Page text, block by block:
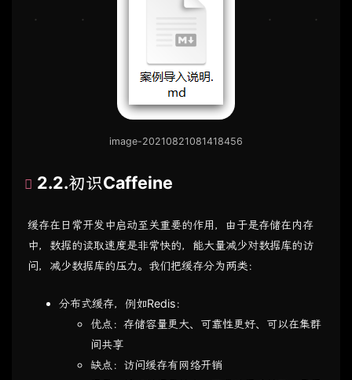
image-20210821081418456
2.2.初识Caffeine
缓存在日常开发中启动至关重要的作用，由于是存储在内存
中，数据的读取速度是非常快的，能大量减少对数据库的访
问，减少数据库的压力。我们把缓存分为两类：
分布式缓存，例如Redis：
优点：存储容量更大、可靠性更好、可以在集群
间共享
缺点：访问缓存有网络开销